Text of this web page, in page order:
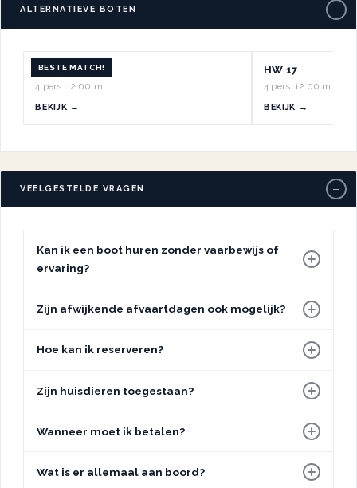
ALTERNATIEVE BOTEN −
BESTE MATCH!
HW 16
4 pers. ·12.00 m
BEKIJK →
HW 17
4 pers. ·12.00 m
BEKIJK →
VEELGESTELDE VRAGEN −
Kan ik een boot huren zonder vaarbewijs of
ervaring?
Zijn afwijkende afvaartdagen ook mogelijk?
Hoe kan ik reserveren?
Zijn huisdieren toegestaan?
Wanneer moet ik betalen?
Wat is er allemaal aan boord?